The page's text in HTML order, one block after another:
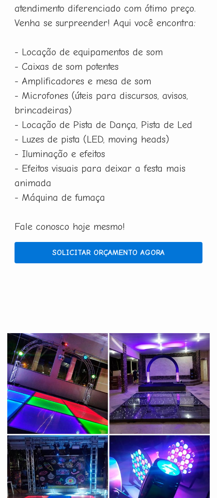
atendimento diferenciado com ótimo preço.
Venha se surpreender! Aqui você encontra:
- Locação de equipamentos de som
- Caixas de som potentes
- Amplificadores e mesa de som
- Microfones (úteis para discursos, avisos,
brincadeiras)
- Locação de Pista de Dança, Pista de Led
- Luzes de pista (LED, moving heads)
- Iluminação e efeitos
- Efeitos visuais para deixar a festa mais
animada
- Máquina de fumaça
Fale conosco hoje mesmo!
SOLICITAR ORÇAMENTO AGORA